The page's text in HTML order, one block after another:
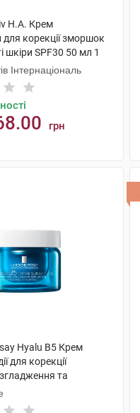
H.A. Крем
для корекції зморшок
шкіри SPF30 50 мл 1
Інтернаціональ
грн
Hyalu B5 Крем
для корекції
та
чутливої
банка